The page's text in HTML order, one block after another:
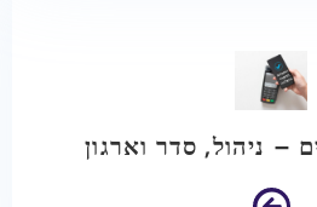
– ניהול, סדר וארגון